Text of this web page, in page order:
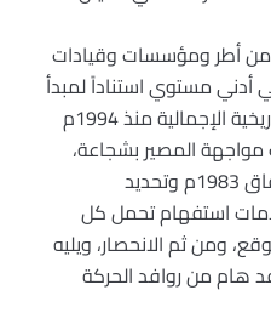
من أطر ومؤسسات وقيادات
أدني مستوي استناداً لمبدأ
المكاشفة، والمراجعة للحقبة التاريخية الإجمالية منذ 1994م
مواجهة المصير بشجاعة،
استفهام تحمل كل
ومن ثم الانحصار، ويليه
هام من روافد الحركة